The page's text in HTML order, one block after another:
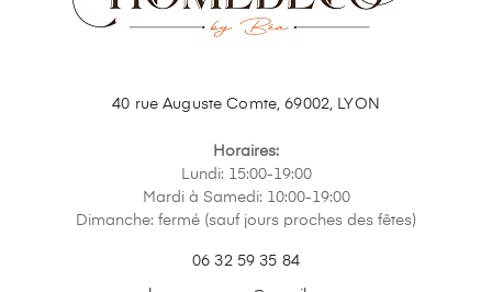
40 rue Auguste Comte, 69002, LYON
Horaires:
Lundi: 15:00-19:00
Mardi à Samedi: 10:00-19:00
Dimanche: fermé (sauf jours proches des fêtes)
06 32 59 35 84